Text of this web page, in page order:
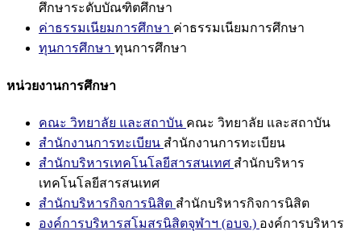
ศึกษาระดับบัณฑิตศึกษา
ค่าธรรมเนียมการศึกษา ค่าธรรมเนียมการศึกษา
ทุนการศึกษา ทุนการศึกษา
หน่วยงานการศึกษา
คณะ วิทยาลัย และสถาบัน คณะ วิทยาลัย และสถาบัน
สำนักงานการทะเบียน สำนักงานการทะเบียน
สำนักบริหารเทคโนโลยีสารสนเทศ สำนักบริหาร
เทคโนโลยีสารสนเทศ
สำนักบริหารกิจการนิสิต สำนักบริหารกิจการนิสิต
องค์การบริหารสโมสรนิสิตจุฬาฯ (อบจ.) องค์การบริหาร